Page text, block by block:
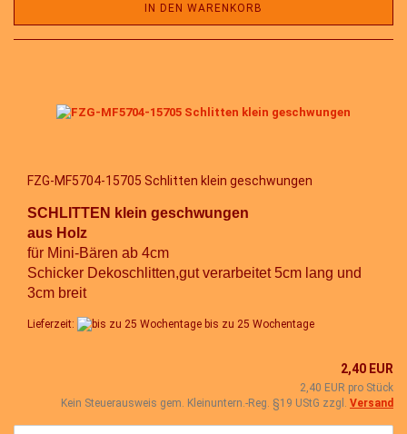
IN DEN WARENKORB
FZG-MF5704-15705 Schlitten klein geschwungen
SCHLITTEN klein geschwungen
aus Holz
für Mini-Bären ab 4cm
Schicker Dekoschlitten,gut verarbeitet 5cm lang und
3cm breit
Lieferzeit: bis zu 25 Wochentage
2,40 EUR
2,40 EUR pro Stück
Kein Steuerausweis gem. Kleinuntern.-Reg. §19 UStG zzgl. Versand